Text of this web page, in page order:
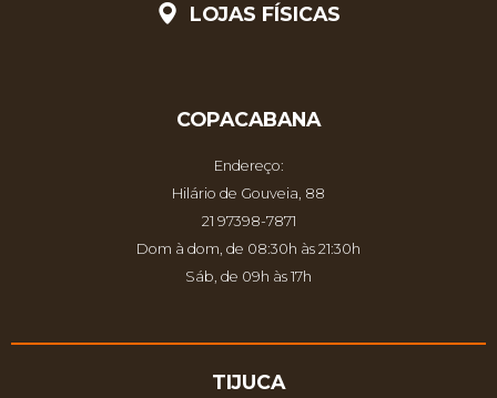
LOJAS FÍSICAS
COPACABANA
Endereço:
Hilário de Gouveia, 88
21 97398-7871
Dom à dom, de 08:30h às 21:30h
Sáb, de 09h às 17h
TIJUCA